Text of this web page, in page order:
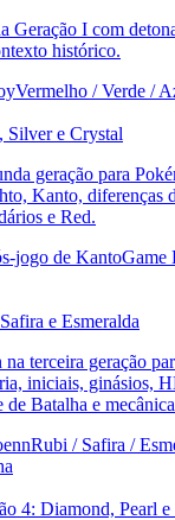
Geração I com
histórico.
Vermelho / Verde /
Silver e Crystal
geração para
Kanto, diferenças
e Red.
jogo de KantoGame
e Esmeralda
terceira geração
iniciais, ginásios,
de Batalha e
Rubi / Safira /
4: Diamond, Pearl